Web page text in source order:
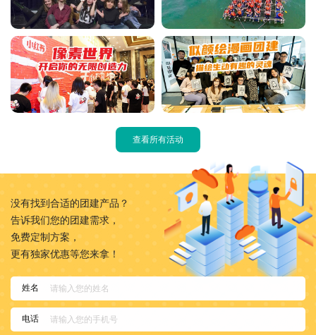
查看所有活动
没有找到合适的团建产品？
告诉我们您的团建需求，
免费定制方案，
更有独家优惠等您来拿！
姓名
电话